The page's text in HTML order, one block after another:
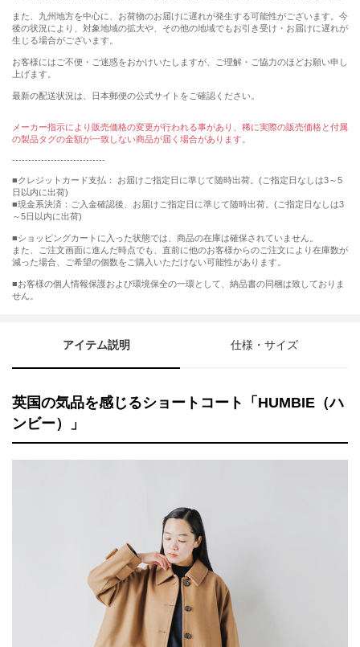
また、九州地方を中心に、お荷物のお届けに遅れが発生する可能性がございます。今
後の状況により、対象地域の拡大や、その他の地域でもお引き受け・お届けに遅れが
生じる場合がございます。
お客様にはご不便・ご迷惑をおかけいたしますが、ご理解・ご協力のほどお願い申し
上げます。
最新の配送状況は、日本郵便の公式サイトをご確認ください。
メーカー指示により販売価格の変更が行われる事があり、稀に実際の販売価格と付属
の製品タグの金額が一致しない商品が届く場合があります。
-----------------------------
■クレジットカード支払： お届けご指定日に準じて随時出荷。(ご指定日なしは3～5
日以内に出荷)
■現金系決済：ご入金確認後、お届けご指定日に準じて随時出荷。(ご指定日なしは3
～5日以内に出荷)
■ショッピングカートに入った状態では、商品の在庫は確保されていません。
また、ご注文画面に進んだ時点でも、直前に他のお客様からのご注文により在庫数が
減った場合、ご希望の個数をご購入いただけない可能性があります。
■お客様の個人情報保護および環境保全の一環として、納品書の同梱は致しておりま
せん。
アイテム説明 仕様・サイズ
英国の気品を感じるショートコート「HUMBIE（ハ
ンビー）」